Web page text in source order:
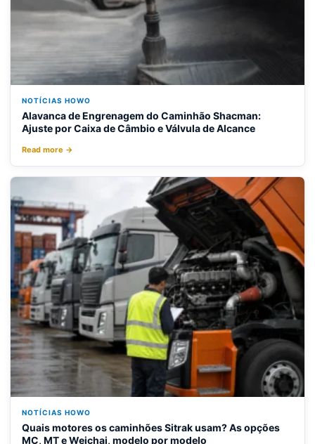
NOTÍCIAS HOWO
Alavanca de Engrenagem do Caminhão Shacman:
Ajuste por Caixa de Câmbio e Válvula de Alcance
Read more →
NOTÍCIAS HOWO
Quais motores os caminhões Sitrak usam? As opções
MC, MT e Weichai, modelo por modelo